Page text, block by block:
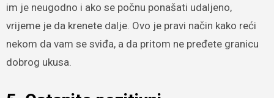
im je neugodno i ako se počnu ponašati udaljeno,
vrijeme je da krenete dalje. Ovo je pravi način kako reći
nekom da vam se sviđa, a da pritom ne pređete granicu
dobrog ukusa.